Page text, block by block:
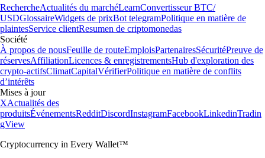
RechercheActualités du marchéLearnConvertisseur BTC/
USDGlossaireWidgets de prixBot telegramPolitique en matière de
plaintesService clientResumen de criptomonedas
Société
À propos de nousFeuille de routeEmploisPartenairesSécuritéPreuve de
réservesAffiliationLicences & enregistrementsHub d'exploration des
crypto-actifsClimatCapitalVérifierPolitique en matière de conflits
d’intérêts
Mises à jour
XActualités des
produitsÉvénementsRedditDiscordInstagramFacebookLinkedinTradin
gView
Cryptocurrency in Every Wallet™